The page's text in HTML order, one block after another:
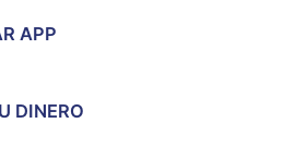
APP
DINERO